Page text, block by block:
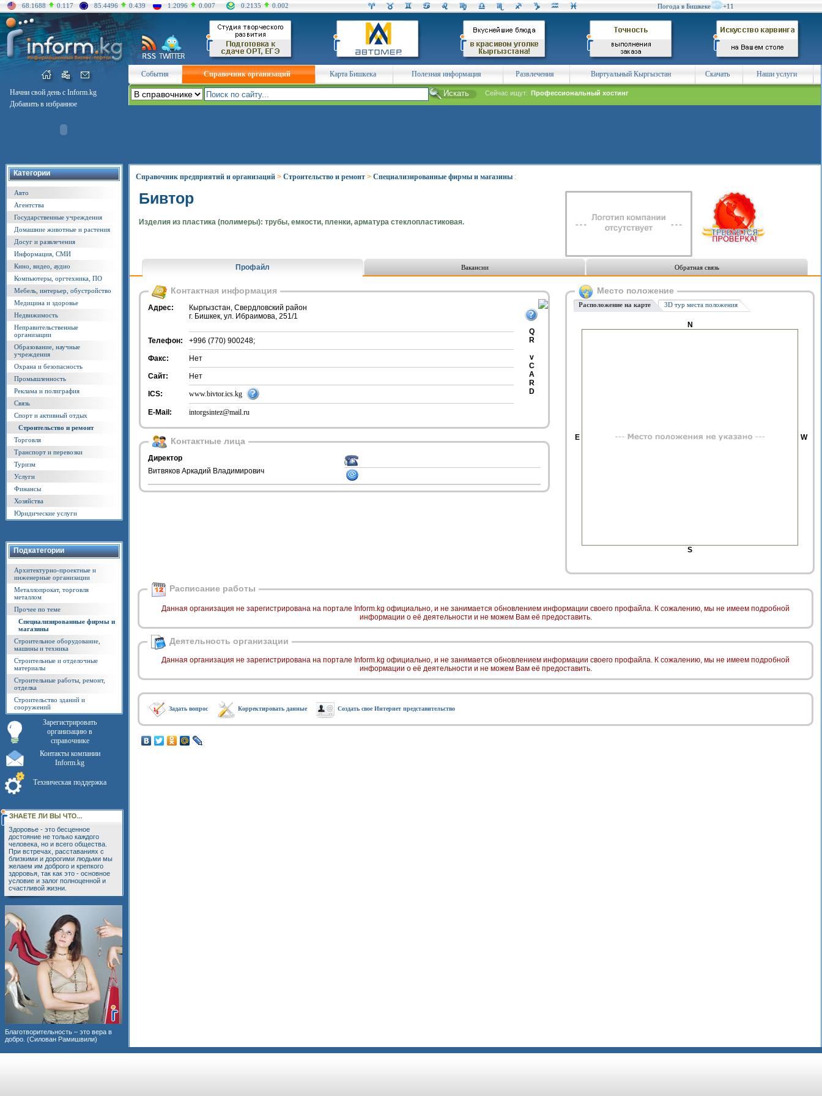
68.1688 0.117 85.4496 0.439 1.2096 0.007 0.2135 0.002 Погода в Бишкеке +11
Начни свой день с Inform.kg
Добавить в избранное
События Справочник организаций Карта Бишкека Полезная информация Развлечения Виртуальный Кыргызстан Скачать Наши услуги
Сейчас ищут: Профессиональный хостинг
Категории
Авто
Агентства
Государственные учреждения
Домашние животные и растения
Досуг и развлечения
Информация, СМИ
Кино, видео, аудио
Компьютеры, оргтехника, ПО
Мебель, интерьер, обустройство
Медицина и здоровье
Недвижимость
Неправительственные
организации
Образование, научные
учреждения
Охрана и безопасность
Промышленность
Реклама и полиграфия
Связь
Спорт и активный отдых
Строительство и ремонт
Торговля
Транспорт и перевозки
Туризм
Услуги
Финансы
Хозяйства
Юридические услуги
Подкатегории
Архитектурно-проектные и
инженерные организации
Металлопрокат, торговля
металлом
Прочее по теме
Специализированные фирмы и
магазины
Строительное оборудование,
машины и техника
Строительные и отделочные
материалы
Строительные работы, ремонт,
отделка
Строительство зданий и
сооружений
Зарегистрировать
организацию в
справочнике
Контакты компании
Inform.kg
Техническая поддержка
Здоровье - это бесценное
достояние не только каждого
человека, но и всего общества.
При встречах, расставаниях с
близкими и дорогими людьми мы
желаем им доброго и крепкого
здоровья, так как это - основное
условие и залог полноценной и
счастливой жизни.
Благотворительность – это вера в
добро. (Силован Рамишвили)
Справочник предприятий и организаций > Строительство и ремонт > Специализированные фирмы и магазины :
Бивтор
Изделия из пластика (полимеры): трубы, емкости, пленки, арматура стеклопластиковая.
Профайл Вакансии Обратная связь
Контактная информация
Адрес:
Кыргызстан, Свердловский район
г. Бишкек, ул. Ибраимова, 251/1
Телефон: +996 (770) 900248;
Факс: Нет
Сайт: Нет
ICS: www.bivtor.ics.kg
E-Mail: intorgsintez@mail.ru
Q
R
v
C
A
R
D
Контактные лица
Директор
Витвяков Аркадий Владимирович
Место положение
Расположение на карте 3D тур места положения
N
E W
S
Расписание работы
Данная организация не зарегистрирована на портале Inform.kg официально, и не занимается обновлением информации своего профайла. К сожалению, мы не имеем подробной
информации о её деятельности и не можем Вам её предоставить.
Деятельность организации
Данная организация не зарегистрирована на портале Inform.kg официально, и не занимается обновлением информации своего профайла. К сожалению, мы не имеем подробной
информации о её деятельности и не можем Вам её предоставить.
Задать вопрос Корректировать данные Создать свое Интернет представительство